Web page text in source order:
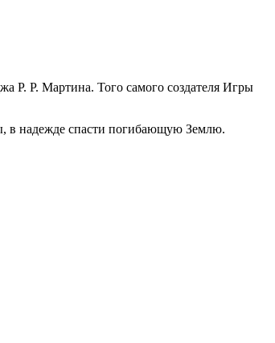
Р. Р. Мартина. Того самого создателя Игры
в надежде спасти погибающую Землю.